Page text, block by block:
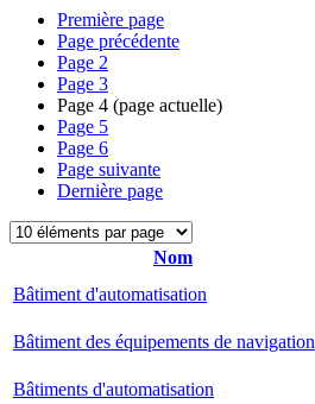
Première page
Page précédente
Page 2
Page 3
Page 4 (page actuelle)
Page 5
Page 6
Page suivante
Dernière page
Nom
Bâtiment d'automatisation
Bâtiment des équipements de navigation
Bâtiments d'automatisation